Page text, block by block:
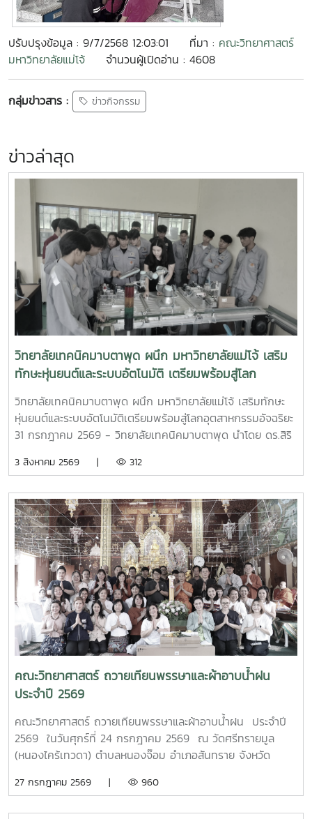
ปรับปรุงข้อมูล : 9/7/2568 12:03:01 ที่มา : คณะวิทยาศาสตร์
มหาวิทยาลัยแม่โจ้
จำนวนผู้เปิดอ่าน : 4608
กลุ่มข่าวสาร : ข่าวกิจกรรม
ข่าวล่าสุด
วิทยาลัยเทคนิคมาบตาพุด ผนึก มหาวิทยาลัยแม่โจ้ เสริม
ทักษะหุ่นยนต์และระบบอัตโนมัติ เตรียมพร้อมสู่โลก
อุตสาหกรรมอัจฉริยะ
วิทยาลัยเทคนิคมาบตาพุด ผนึก มหาวิทยาลัยแม่โจ้ เสริมทักษะ
หุ่นยนต์และระบบอัตโนมัติเตรียมพร้อมสู่โลกอุตสาหกรรมอัจฉริยะ
31 กรกฎาคม 2569 - วิทยาลัยเทคนิคมาบตาพุด นำโดย ดร.สิริ
ประธานในพิธีเปิด โครงการอบรมเชิงปฏิบัติการควบคุมแขนกล
ครู และนักศึกษา แผนกวิชาเทคนิคการผลิต เข้าร่วมการอบรม
อย่างพร้อมเพรียง การอบรมครั้งนี้ได้รับเกียรติจาก ผู้ช่วย
ศาสตราจารย์ ดร.กนกวรรณ กรรเชียง และรองศาสตราจารย์
ดร.ชูพงษ์ ภาคภูมิ วิทยากรผู้ทรงคุณวุฒิจาก คณะวิทยาศาสตร์
มหาวิทยาลัยแม่โจ้ มาให้ความรู้ทั้งภาคทฤษฎีและภาคปฏิบัติเกี่ยว
กับการควบคุมแขนกลหุ่นยนต์ การประยุกต์ใช้งานในภาค
อุตสาหกรรม ตลอดจนการใช้งานเทคโนโลยีระบบอัตโนมัติ เพื่อให้
นักศึกษาได้เรียนรู้จากประสบการณ์จริงและสามารถนำองค์ความ
รู้ไปประยุกต์ใช้ในการเรียนและการประกอบอาชีพในอนาคต โดย
โครงการดังกล่าวมีวัตถุประสงค์เพื่อพัฒนาสมรรถนะด้าน
เทคโนโลยีและระบบอัตโนมัติ เสริมสร้างทักษะวิชาชีพที่สอดคล้อง
กับความต้องการของภาคอุตสาหกรรมยุคใหม่ พร้อมยกระดับ
ศักยภาพผู้เรียนให้มีความพร้อมเข้าสู่การทำงานในอุตสาหกรรม
4.0MTP : "ผู้นำการผลิตและพัฒนากำลังคนอาชีวศึกษาเฉพาะ
ทางสมรรรถนะสูง" 32 ปี MTP รั้ว ชมพู - ฟ้าดูรูปเพิ่มเติม :
https://drive.google.com/drive/folders/
3 สิงหาคม 2569 | 312
คณะวิทยาศาสตร์ ถวายเทียนพรรษาและผ้าอาบน้ำฝน
ประจำปี 2569
คณะวิทยาศาสตร์ ถวายเทียนพรรษาและผ้าอาบน้ำฝน ประจำปี
2569 ในวันศุกร์ที่ 24 กรกฎาคม 2569 ณ วัดศรีทรายมูล
(หนองไคร้เทวดา) ตำบลหนองจ๊อม อำเภอสันทราย จังหวัด
27 กรกฎาคม 2569 | 960